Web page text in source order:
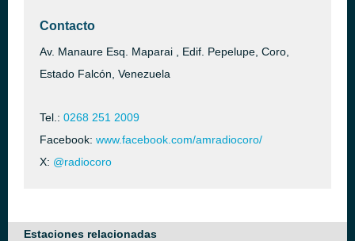
Contacto
Av. Manaure Esq. Maparai , Edif. Pepelupe, Coro,
Estado Falcón, Venezuela
Tel.: 0268 251 2009
Facebook: www.facebook.com/amradiocoro/
X: @radiocoro
Estaciones relacionadas